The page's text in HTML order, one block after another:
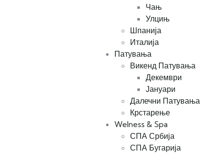
Чањ
Улцињ
Шпанија
Италија
Патувања
Викенд Патувања
Декември
Јануари
Далечни Патувања
Крстарење
Welness & Spa
СПА Србија
СПА Бугарија